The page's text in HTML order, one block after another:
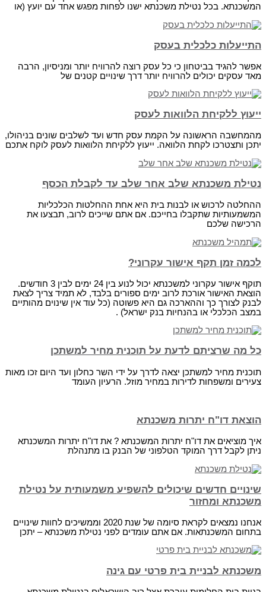
המשכנתא. בכל נטילת משכנתא ישנו לפחות מפגש אחד עם יועץ (או
התייעלות כלכלית בעסק
אפשר להגיד בביטחון כי כל עסק רוצה להרוויח יותר ומניסיון, הרבה
מאד עסקים יכולים להרוויח יותר דרך שינויים קטנים של
ייעוץ ללקיחת הלוואות לעסק
מהמחשבה הראשונה על הקמת עסק חדש ועד לשלבים שונים בניהולו,
יתכן ותצטרכו לקחת הלוואה. ייעוץ ללקיחת הלוואות לעסק לוקח אתכם
נטילת משכנתא שלב אחר שלב עד לקבלת הכסף
ההחלטה לרכוש או לבנות בית היא אחת ההחלטות הכלכליות
המשמעותיות שתקבלו בחייכם. אם אתם שייכים לרוב, תבצעו את
הרכישה שלכם
לכמה זמן תקף אישור עקרוני?
תוקף אישור עקרוני למשכנתא יכול לנוע בין 24 ימים לבין 3 חודשים.
הוצאת האישור אורכת לרוב ימים ספורים בלבד, לא תמיד צריך לצאת
לבנק לצורך כך וההארכה גם היא פשוטה (כל עוד אין שינוים מהותיים
במצב הכלכלי או בהנחיות בנק ישראל) .
כל מה שרציתם לדעת על תוכנית מחיר למשתכן
תוכנית מחיר למשתכן יצאה לדרך על ידי השר כחלון ועד היום זכו מאות
צעירים ומשפחות לדירות במחיר מוזל. הרעיון העומד
הוצאת דו"ח יתרות משכנתא
איך מוציאים את דו"ח יתרות המשכנתא ? את דו"ח יתרות המשכנתא
ניתן לקבל דרך המוקד הטלפוני של הבנק בו מתנהלת
שינויים חדשים שיכולים להשפיע משמעותית על נטילת
משכנתא ומחזור
אנחנו נמצאים לקראת סיומה של שנת 2020 וממשיכים לחוות שינויים
בתחום המשכנתאות. אם אתם עומדים לפני נטילת משכנתא – יתכן
משכנתא לבניית בית פרטי עם גינה